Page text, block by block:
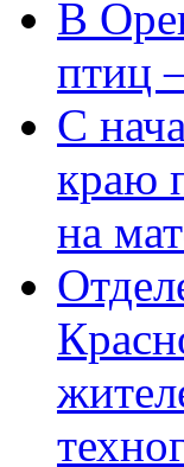
В
птиц
С
краю
на